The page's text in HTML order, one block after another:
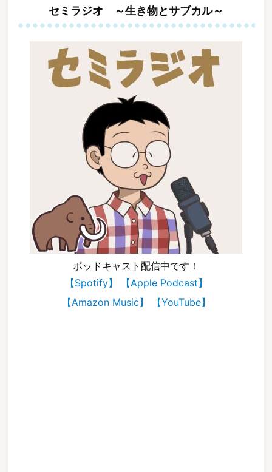
セミラジオ ～生き物とサブカル～
ポッドキャスト配信中です！
【Spotify】
【Apple Podcast】
【Amazon Music】
【YouTube】